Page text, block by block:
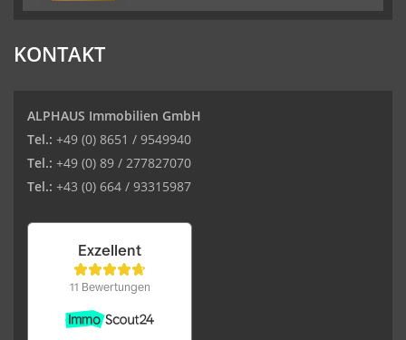
KONTAKT
ALPHAUS Immobilien GmbH
Tel.: +49 (0) 8651 / 9549940
Tel.: +49 (0) 89 / 277827070
Tel.: +43 (0) 664 / 93315987